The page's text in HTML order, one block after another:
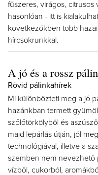
fűszeres, virágos, citrusos
hasonlóan - itt is
következőkben több
hírcsokrunkkal.
A jó és a rossz
Rövid pálinkahírek
Mi különbözteti meg a jó
hazánkban termett
szőlőtörkölyből és
majd lepárlás útján, jól
technológiával, illetve a
szemben nem nevezhető
vízből, cukorból,